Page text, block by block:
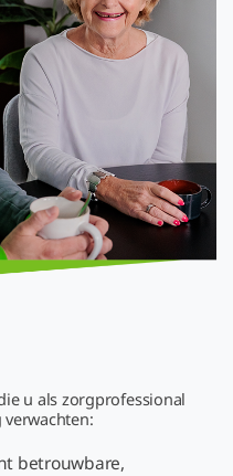
u als zorgprofessional
betrouwbare,